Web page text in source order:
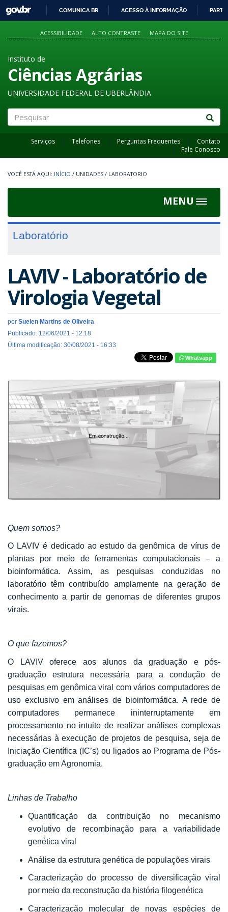
PARA
O
GOVBR
COMUNICA BR ACESSO À INFORMAÇÃO
ACESSIBILIDADE ALTO CONTRASTE MAPA DO SITE
Instituto de
Ciências Agrárias
UNIVERSIDADE FEDERAL DE UBERLÂNDIA
Serviços Telefones Perguntas Frequentes
Contato
Fale Conosco
INÍCIO / UNIDADES / LABORATORIO
MENU
Toggle
Laboratório
LAVIV - Laboratório de
Virologia Vegetal
por Suelen Martins de Oliveira
Publicado: 12/06/2021 - 12:18
Última modificação: 30/08/2021 - 16:33
Whatsapp
Quem somos?
O LAVIV é dedicado ao estudo da genômica de vírus de
plantas por meio de ferramentas computacionais – a
bioinformática. Assim, as pesquisas conduzidas no
laboratório têm contribuído amplamente na geração de
conhecimento a partir de genomas de diferentes grupos
virais.
O que fazemos?
O LAVIV oferece aos alunos da graduação e pós-
graduação estrutura necessária para a condução de
pesquisas em genômica viral com vários computadores de
uso exclusivo em análises de bioinformática. A rede de
computadores permanece ininterruptamente em
processamento no intuito de realizar análises complexas
necessárias à execução de projetos de pesquisa, seja de
Iniciação Científica (IC’s) ou ligados ao Programa de Pós-
graduação em Agronomia.
Linhas de Trabalho
Quantificação da contribuição no mecanismo
evolutivo de recombinação para a variabilidade
genética viral
Análise da estrutura genética de populações virais
Caracterização do processo de diversificação viral
por meio da reconstrução da história filogenética
Caracterização molecular de novas espécies de